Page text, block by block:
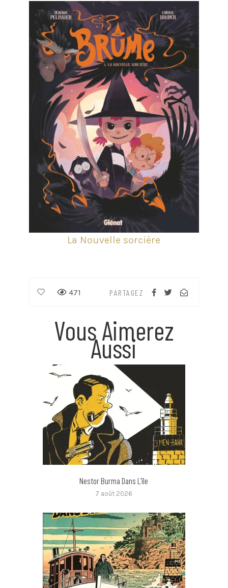
La Nouvelle sorcière
PARTAGEZ
471
Vous Aimerez
Aussi
Nestor Burma Dans L’île
7 août 2026